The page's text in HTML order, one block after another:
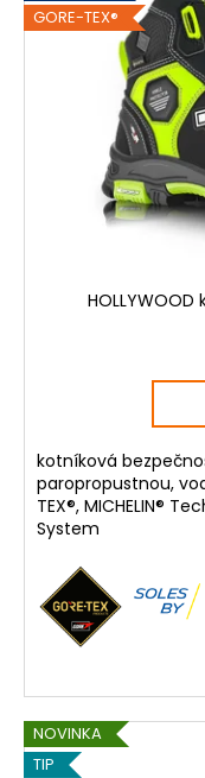
GORE-TEX®
kotníková
paropropustnou,
TEX®, MICHELIN®
System
NOVINKA
TIP